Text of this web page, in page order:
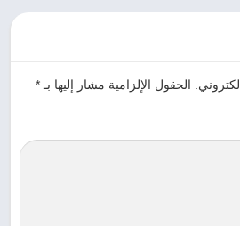
الحقول الإلزامية مشار إليها بـ *